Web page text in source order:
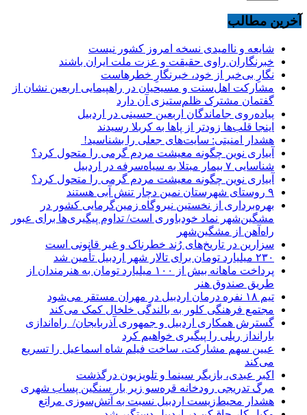
آخرین مطالب
شایعه و ناامیدی نسخه امروز کشور نیست
خبرنگاران راوی حقیقت و عزت ملت ایران باشند
نگارِ بی‌خبر از خود، خبرنگارِ خطرهاست
مشارکت اهل‌سنت و مسیحیان در راهپیمایی اربعین نشان از
گفتمان مشترک ظلم‌ستیزی آن دارد
پیاده‌روی جاماندگان اربعین حسینی در اردبیل
اینجا قلب‌ها زودتر از پاها به کربلا رسیدند
هشدار امنیتی: سایت‌های جعلی را بشناسید!
آبیاری نوین چگونه معیشت مردم گرمی را متحول کرد؟
شناسایی ۷ بیمار مبتلا به سیاه‌سرفه در اردبیل
آبیاری نوین چگونه معیشت مردم گرمی را متحول کرد؟
۹ روستای شهرستان نمین دچار تنش آبی هستند
بهره‌برداری از نخستین نیروگاه زمین‌گرمایی کشور در
مشگین‌شهر نماد خودباوری است/ تداوم پیگیری‌ها برای عبور
راه‌آهن از مشگین‌شهر
سزارین در تاریخ‌های رُند خطرناک و غیر قانونی است
۲۳۰ میلیارد تومان برای تالار شهر اردبیل تأمین شد
پرداخت ماهانه بیش از ۱۰۰ میلیارد تومان به هنرمندان از
طریق صندوق هنر
تیم ۱۸ نفره درمان اردبیل در مهران مستقر می‌شود
مجتمع فرهنگی کلور به بالندگی خلخال کمک می‌کند
گسترش همکاری اردبیل و جمهوری آذربایجان/ راه‌اندازی
بارانداز ریلی را پیگیری خواهیم کرد
عیین سهم مشارکت، ساخت فیلم شاه‌ اسماعیل را تسریع
می‌کند
اکبر عبدی، بازیگر سینما و تلویزیون درگذشت
مرگ تدریجی رودخانه قره‌سو زیر بار سنگین پساب شهری
هشدار محیط‌زیست اردبیل نسبت به آتش‌سوزی مراتع